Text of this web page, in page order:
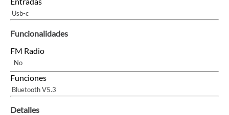
Usb-c
Funcionalidades
FM Radio
No
Funciones
Bluetooth V5.3
Detalles